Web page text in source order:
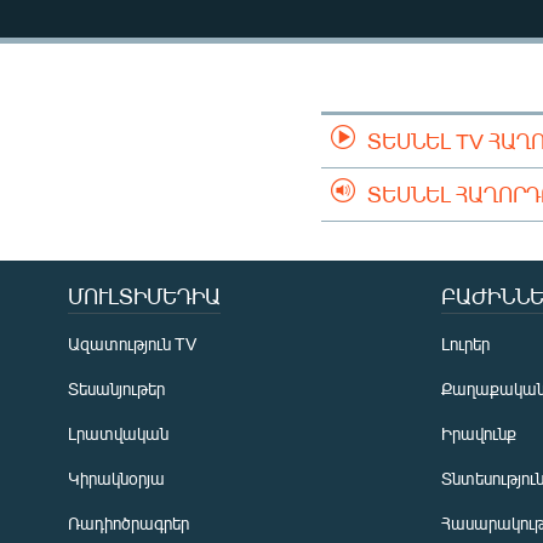
ՄՇԱԿՈՒՅԹ
ԱՐԽԻՎ
ՏԵՍԱՆՅՈՒԹԵՐ
ԲԱՆԱՎԵՃ
ՁԳՏԵԼՈՎ ԼԱՎԱԳՈՒՅՆԻՆ
ՓՈԴՔԱՍԹ
ՏԵՍՆԵԼ TV
ՏԵՍՆԵԼ
ՄՈՒԼՏԻՄԵԴԻԱ
Ազատություն TV
Տեսանյութեր
Լրատվական
Կիրակնօրյա
Ռադիոծրագրեր
Լուրեր
Իրավունք
Տնտեսություն